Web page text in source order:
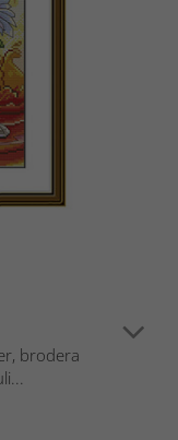
brodera